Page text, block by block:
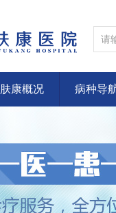
肤康概况 病种导